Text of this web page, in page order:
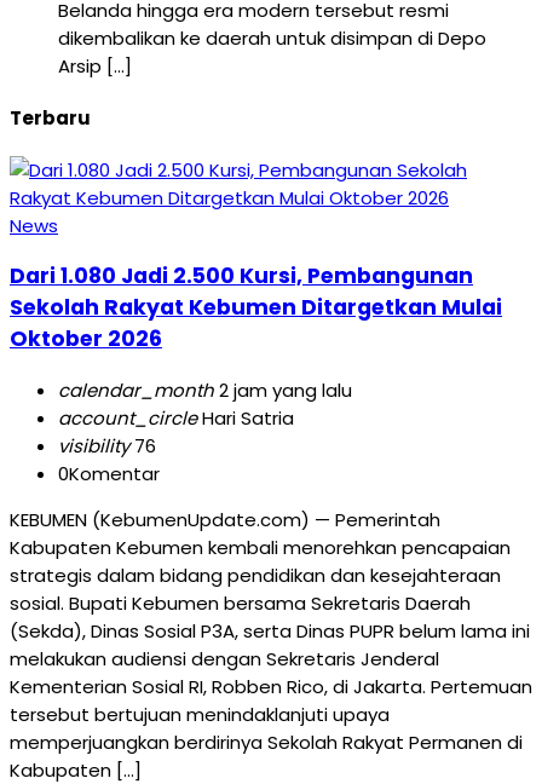
Belanda hingga era modern tersebut resmi
dikembalikan ke daerah untuk disimpan di Depo
Arsip […]
Terbaru
News
Dari 1.080 Jadi 2.500 Kursi, Pembangunan
Sekolah Rakyat Kebumen Ditargetkan Mulai
Oktober 2026
calendar_month2 jam yang lalu
account_circleHari Satria
visibility76
0Komentar
KEBUMEN (KebumenUpdate.com) — Pemerintah
Kabupaten Kebumen kembali menorehkan pencapaian
strategis dalam bidang pendidikan dan kesejahteraan
sosial. Bupati Kebumen bersama Sekretaris Daerah
(Sekda), Dinas Sosial P3A, serta Dinas PUPR belum lama ini
melakukan audiensi dengan Sekretaris Jenderal
Kementerian Sosial RI, Robben Rico, di Jakarta. Pertemuan
tersebut bertujuan menindaklanjuti upaya
memperjuangkan berdirinya Sekolah Rakyat Permanen di
Kabupaten […]